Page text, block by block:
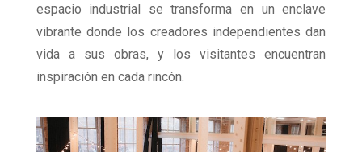
espacio industrial se transforma en un enclave
vibrante donde los creadores independientes dan
vida a sus obras, y los visitantes encuentran
inspiración en cada rincón.